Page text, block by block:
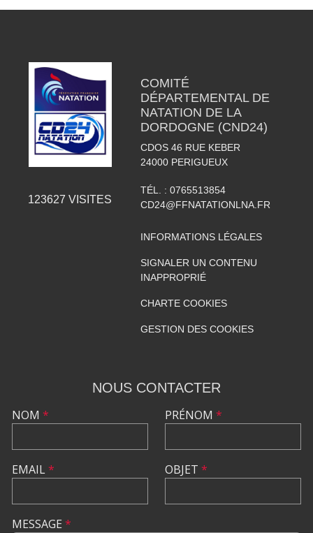
123627 VISITES
COMITÉ
DÉPARTEMENTAL DE
NATATION DE LA
DORDOGNE (CND24)
CDOS 46 RUE KEBER
24000 PERIGUEUX
TÉL. : 0765513854
CD24@FFNATATIONLNA.FR
INFORMATIONS LÉGALES
SIGNALER UN CONTENU
INAPPROPRIÉ
CHARTE COOKIES
GESTION DES COOKIES
NOUS CONTACTER
NOM *
EMAIL*
PRÉNOM *
OBJET *
MESSAGE *